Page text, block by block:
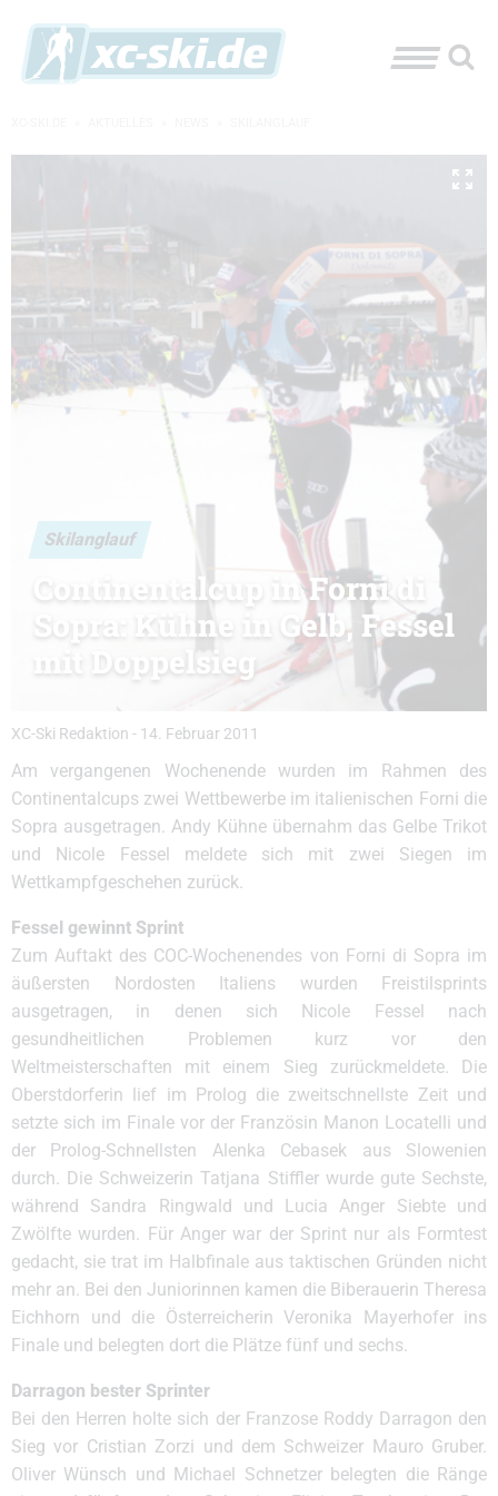
Skilanglauf
Continentalcup in Forni di
Sopra: Kühne in Gelb, Fessel
mit Doppelsieg
XC-Ski Redaktion - 14. Februar 2011
Am vergangenen Wochenende wurden im Rahmen des
Continentalcups zwei Wettbewerbe im italienischen Forni die
Sopra ausgetragen. Andy Kühne übernahm das Gelbe Trikot
und Nicole Fessel meldete sich mit zwei Siegen im
Wettkampfgeschehen zurück.
Fessel gewinnt Sprint
Zum Auftakt des COC-Wochenendes von Forni di Sopra im
äußersten Nordosten Italiens wurden Freistilsprints
ausgetragen, in denen sich Nicole Fessel nach
gesundheitlichen Problemen kurz vor den
Weltmeisterschaften mit einem Sieg zurückmeldete. Die
Oberstdorferin lief im Prolog die zweitschnellste Zeit und
setzte sich im Finale vor der Französin Manon Locatelli und
der Prolog-Schnellsten Alenka Cebasek aus Slowenien
durch. Die Schweizerin Tatjana Stiffler wurde gute Sechste,
während Sandra Ringwald und Lucia Anger Siebte und
Zwölfte wurden. Für Anger war der Sprint nur als Formtest
gedacht, sie trat im Halbfinale aus taktischen Gründen nicht
mehr an. Bei den Juniorinnen kamen die Biberauerin Theresa
Eichhorn und die Österreicherin Veronika Mayerhofer ins
Finale und belegten dort die Plätze fünf und sechs.
Darragon bester Sprinter
Bei den Herren holte sich der Franzose Roddy Darragon den
Sieg vor Cristian Zorzi und dem Schweizer Mauro Gruber.
Oliver Wünsch und Michael Schnetzer belegten die Ränge